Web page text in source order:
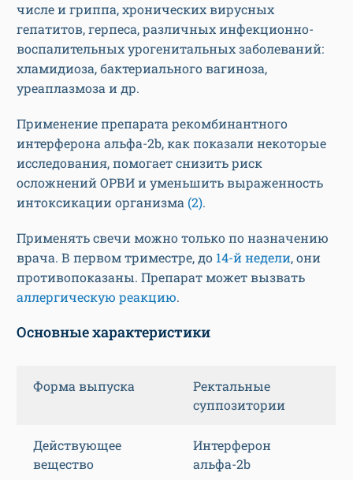
числе и гриппа, хронических вирусных
гепатитов, герпеса, различных инфекционно-
воспалительных урогенитальных заболеваний:
хламидиоза, бактериального вагиноза,
уреаплазмоза и др.
Применение препарата рекомбинантного
интерферона альфа-2b, как показали некоторые
исследования, помогает снизить риск
осложнений ОРВИ и уменьшить выраженность
интоксикации организма (2).
Применять свечи можно только по назначению
врача. В первом триместре, до 14-й недели, они
противопоказаны. Препарат может вызвать
аллергическую реакцию.
Основные характеристики
Форма выпуска
Ректальные
суппозитории
Действующее
вещество
Интерферон
альфа-2b